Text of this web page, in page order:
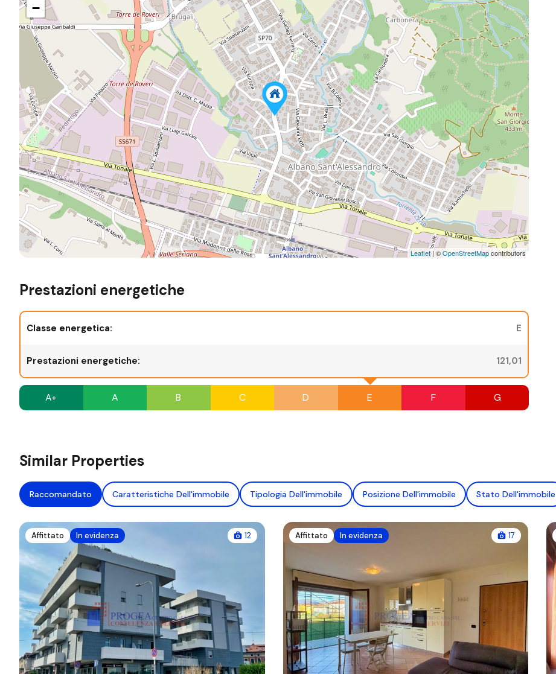
−
Leaflet| ©OpenStreetMapcontributors
Prestazioni energetiche
Classe energetica: E
Prestazioni energetiche: 121,01
A+ A B C D E F G
Similar Properties
Raccomandato Caratteristiche Dell'immobile Tipologia Dell'immobile Posizione Dell'immobile Stato Dell'immobile
Affittato In evidenza 12 Affittato In evidenza 17